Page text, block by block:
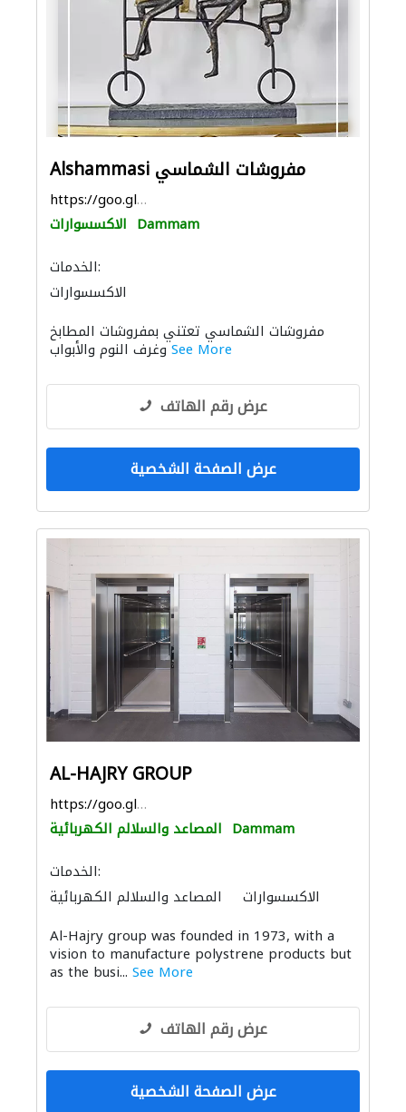
Alshammasi مفروشات الشماسي
https://goo.gl/maps/VBgP7w88DNPeQvaWA
الاكسسوارات Dammam
الخدمات:
الاكسسوارات
مفروشات الشماسي تعتني بمفروشات المطابخ
وغرف النوم والأبوابSee More
عرض رقم الهاتف
عرض الصفحة الشخصية
AL-HAJRY GROUP
https://goo.gl/maps/v7XKr6cyXZNvTker6
المصاعد والسلالم الكهربائية Dammam
الخدمات:
المصاعد والسلالم الكهربائية
الاكسسوارات
Al-Hajry group was founded in 1973, with a
vision to manufacture polystrene products but
as the busi... See More
عرض رقم الهاتف
عرض الصفحة الشخصية